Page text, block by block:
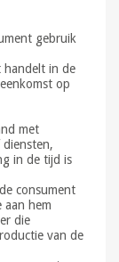
gebruik
handelt in de
op
met
in de tijd is
consument
hem
die
van de